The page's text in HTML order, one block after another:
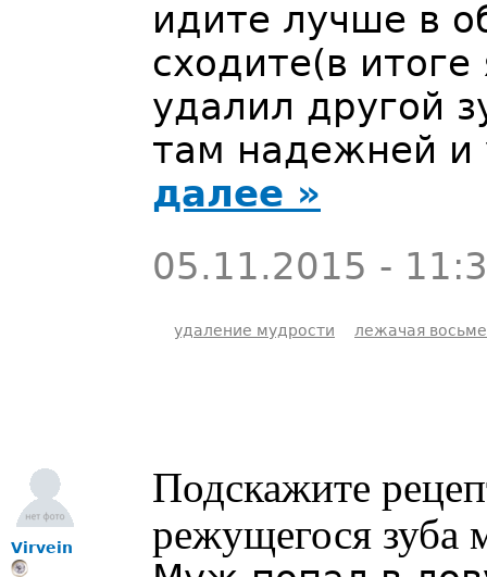
идите лучше в
сходите(в
удалил другой
там надежней и
далее »
05.11.2015 -
удаление мудрости лежачая
Virvein
Подскажите
режущегося зуба